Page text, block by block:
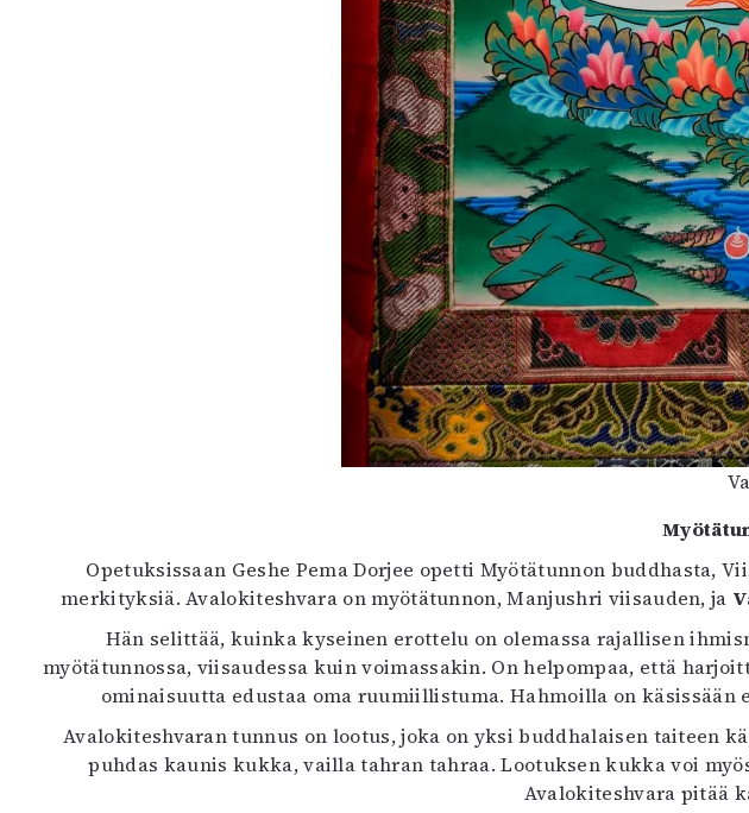
Opetuksissaan Geshe Pema Dorjee opetti Myötätunnon buddhasta,
merkityksiä. Avalokiteshvara on myötätunnon, Manjushri viisauden, ja
Hän selittää, kuinka kyseinen erottelu on olemassa rajallisen
myötätunnossa, viisaudessa kuin voimassakin. On helpompaa, että
ominaisuutta edustaa oma ruumiillistuma. Hahmoilla on
Avalokiteshvaran tunnus on lootus, joka on yksi buddhalaisen taiteen
puhdas kaunis kukka, vailla tahran tahraa. Lootuksen kukka voi
Avalokiteshvara pitää